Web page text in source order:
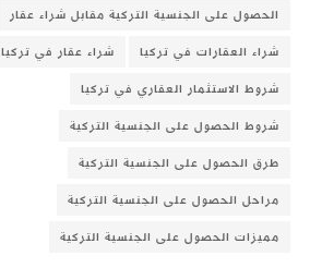
الحصول على الجنسية التركية مقابل شراء عقار
شراء العقارات في تركيا
شراء عقار في تركيا
شروط الاستثمار العقاري في تركيا
شروط الحصول على الجنسية التركية
طرق الحصول على الجنسية التركية
مراحل الحصول على الجنسية التركية
مميزات الحصول على الجنسية التركية